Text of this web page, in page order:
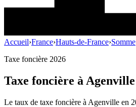
Accueil›France›Hauts-de-France›Somme
Taxe foncière 2026
Taxe foncière à Agenville
Le taux de taxe foncière à Agenville en